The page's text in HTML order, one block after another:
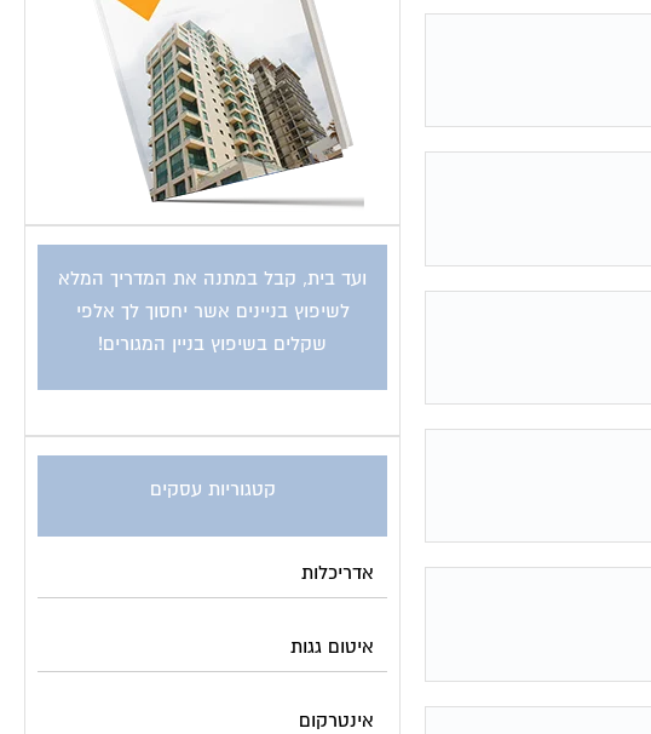
ועד בית, קבל במתנה את המדריך המלא
לשיפוץ בניינים אשר יחסוך לך אלפי
שקלים בשיפוץ בניין המגורים!
קטגוריות עסקים
אדריכלות
איטום גגות
אינטרקום